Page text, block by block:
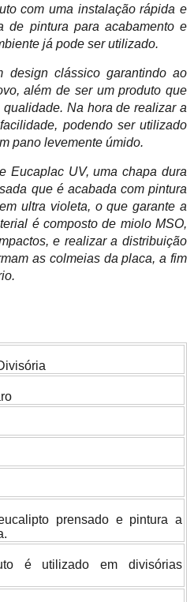
com uma instalação rápida e
de pintura para acabamento e
já pode ser utilizado.
design clássico garantindo ao
além de ser um produto que
Na hora de realizar a
podendo ser utilizado
pano levemente úmido.
Eucaplac UV, uma chapa dura
que é acabada com pintura
ultra violeta, o que garante a
é composto de miolo MSO,
e realizar a distribuição
as colmeias da placa, a fim
prensado e pintura a
é utilizado em divisórias